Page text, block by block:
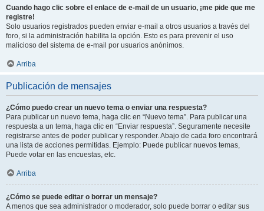
Cuando hago clic sobre el enlace de e-mail de un usuario, ¡me pide que me
registre!
Solo usuarios registrados pueden enviar e-mail a otros usuarios a través del
foro, si la administración habilita la opción. Esto es para prevenir el uso
malicioso del sistema de e-mail por usuarios anónimos.
Arriba
Publicación de mensajes
¿Cómo puedo crear un nuevo tema o enviar una respuesta?
Para publicar un nuevo tema, haga clic en “Nuevo tema”. Para publicar una
respuesta a un tema, haga clic en “Enviar respuesta”. Seguramente necesite
registrarse antes de poder publicar y responder. Abajo de cada foro encontrará
una lista de acciones permitidas. Ejemplo: Puede publicar nuevos temas,
Puede votar en las encuestas, etc.
Arriba
¿Cómo se puede editar o borrar un mensaje?
A menos que sea administrador o moderador, solo puede borrar o editar sus